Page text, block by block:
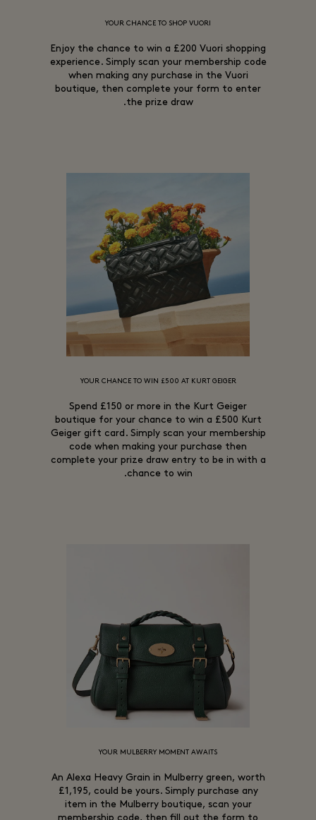
YOUR CHANCE TO SHOP VUORI
Enjoy the chance to win a £200 Vuori shopping
experience. Simply scan your membership code
when making any purchase in the Vuori
boutique, then complete your form to enter
the prize draw.
YOUR CHANCE TO WIN £500 AT KURT GEIGER
Spend £150 or more in the Kurt Geiger
boutique for your chance to win a £500 Kurt
Geiger gift card. Simply scan your membership
code when making your purchase then
complete your prize draw entry to be in with a
chance to win.
YOUR MULBERRY MOMENT AWAITS
An Alexa Heavy Grain in Mulberry green, worth
£1,195, could be yours. Simply purchase any
item in the Mulberry boutique, scan your